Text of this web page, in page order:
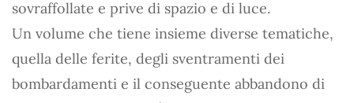
sovraffollate e prive di spazio e di luce.
Un volume che tiene insieme diverse tematiche,
quella delle ferite, degli sventramenti dei
bombardamenti e il conseguente abbandono di